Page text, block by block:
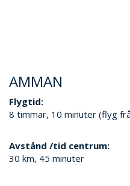
AMMAN
Flygtid:
8 timmar, 10 minuter (flyg
Avstånd /tid centrum:
30 km, 45 minuter